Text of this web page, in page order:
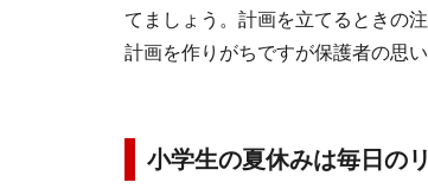
てましょう。計画を立てるときの
計画を作りがちですが保護者の思
小学生の夏休みは毎日の